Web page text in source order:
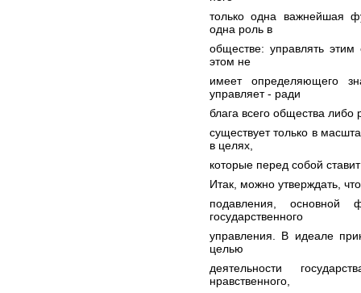
только одна важнейшая
одна роль в
обществе: управлять
этом не
имеет определяющего
управляет - ради
блага всего общества либо
существует только в
в целях,
которые перед собой
Итак, можно утверждать,
подавления, основной
государственного
управления. В идеале
целью
деятельности
нравственного,